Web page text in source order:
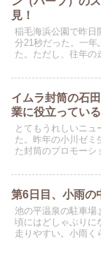
見！
稲毛海浜公園で昨日
分21秒だった。一年
た。ただし、往年の
イムラ封筒の石
業に役立っている
とてもうれしいニュ
た。昨年の小川ゼミ
た封筒のプロモーシ
第6日目、小雨の
池の平温泉の駐車場
頃にはどしゃぶりに
走りやすい。小雨く